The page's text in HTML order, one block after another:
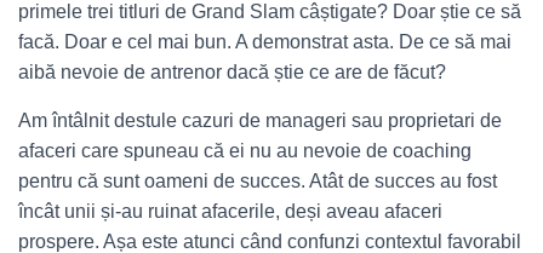
primele trei titluri de Grand Slam câștigate? Doar știe ce să
facă. Doar e cel mai bun. A demonstrat asta. De ce să mai
aibă nevoie de antrenor dacă știe ce are de făcut?
Am întâlnit destule cazuri de manageri sau proprietari de
afaceri care spuneau că ei nu au nevoie de coaching
pentru că sunt oameni de succes. Atât de succes au fost
încât unii și-au ruinat afacerile, deși aveau afaceri
prospere. Așa este atunci când confunzi contextul favorabil